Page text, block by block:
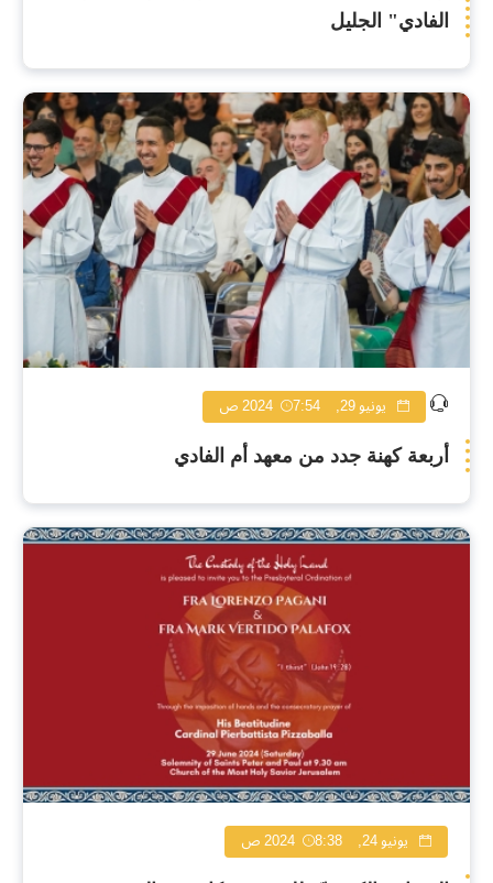
الفادي" الجليل
يونيو 29, 2024 7:54 ص
أربعة كهنة جدد من معهد أم الفادي
يونيو 24, 2024 8:38 ص